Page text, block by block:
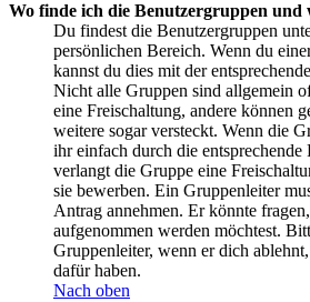
Wo finde ich die Benutzergruppen und
Du findest die Benutzergruppen
persönlichen Bereich. Wenn du
kannst du dies mit der
Nicht alle Gruppen sind allgemein
eine Freischaltung, andere können
weitere sogar versteckt. Wenn die
ihr einfach durch die entsprechende
verlangt die Gruppe eine
sie bewerben. Ein Gruppenleiter
Antrag annehmen. Er könnte
aufgenommen werden möchtest.
Gruppenleiter, wenn er dich
dafür haben.
Nach oben